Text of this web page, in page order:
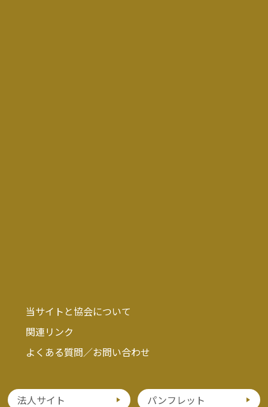
当サイトと協会について
関連リンク
よくある質問／お問い合わせ
法人サイト パンフレット